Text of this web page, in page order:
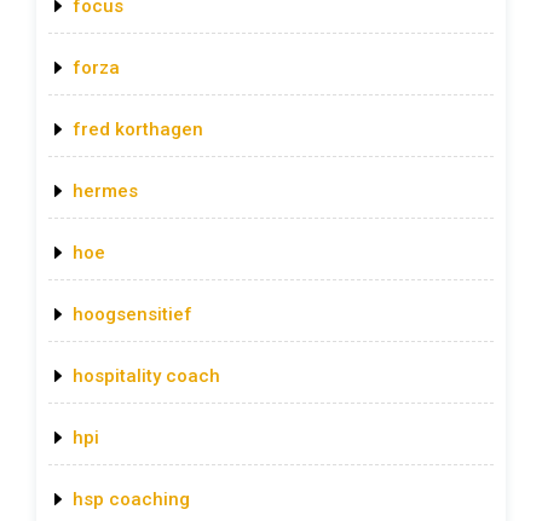
focus
forza
fred korthagen
hermes
hoe
hoogsensitief
hospitality coach
hpi
hsp coaching